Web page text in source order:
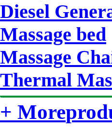
Diesel
Massage bed
Massage
Thermal
+ More